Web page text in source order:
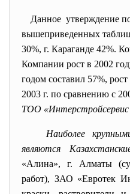
Данное утверждение
вышеприведенных
30%, г. Караганде 42%.
Компании рост в 2002
годом составил 57%,
2003 г. по сравнению с
ТОО
Наиболее
являются
«Алина», г. Алматы
работ), ЗАО «Евротек